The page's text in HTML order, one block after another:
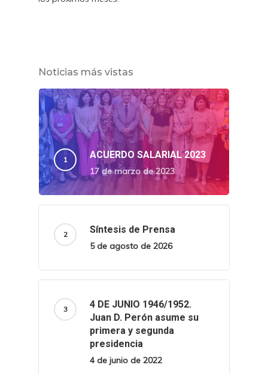
Noticias más vistas
ACUERDO SALARIAL 2023
17 de marzo de 2023
Síntesis de Prensa
5 de agosto de 2026
4 DE JUNIO 1946/1952.
Juan D. Perón asume su
primera y segunda
presidencia
4 de junio de 2022